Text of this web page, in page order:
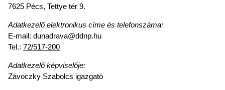
7625 Pécs, Tettye tér 9.
Adatkezelő elektronikus címe és telefonszáma:
E-mail: dunadrava@ddnp.hu
Tel.: 72/517-200
Adatkezelő képviselője:
Závoczky Szabolcs igazgató